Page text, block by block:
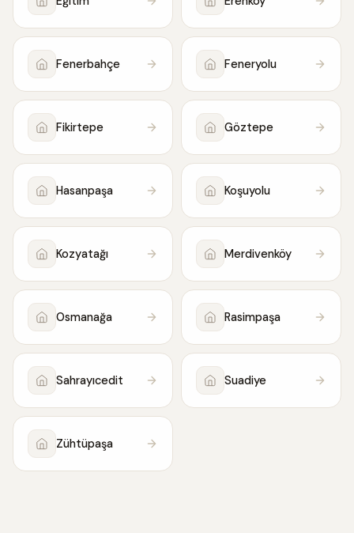
Fenerbahçe Feneryolu
Fikirtepe Göztepe
Hasanpaşa Koşuyolu
Kozyatağı Merdivenköy
Osmanağa Rasimpaşa
Sahrayıcedit Suadiye
Zühtüpaşa